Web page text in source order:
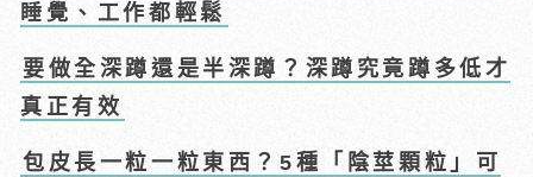
睡覺、工作都輕鬆
要做全深蹲還是半深蹲？深蹲究竟蹲多低才
真正有效
包皮長一粒一粒東西？5種「陰莖顆粒」可